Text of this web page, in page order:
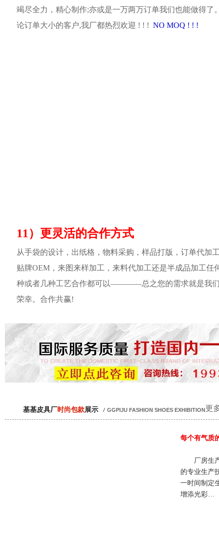
竭尽全力，精心制作;亦或是一万两万订单我们也能做得了
论订单大小的客户,我厂都热烈欢迎 ! ! ! NO MOQ ! ! !
11）更灵活的合作方式
从手袋的设计，出纸格，物料采购，样品打版，订单代加
贴牌OEM，来图来样加工，来料代加工还是半成品加工任
种或者几种工艺合作都可以————总之您的需求就是我
荣幸。合作共赢!
更
基基皮具厂时尚包款展示 / GGPIJU FASHION SHOES EXHIBITION
每个有气质
厂房生
的专业生产
一时间制定
增添光彩…